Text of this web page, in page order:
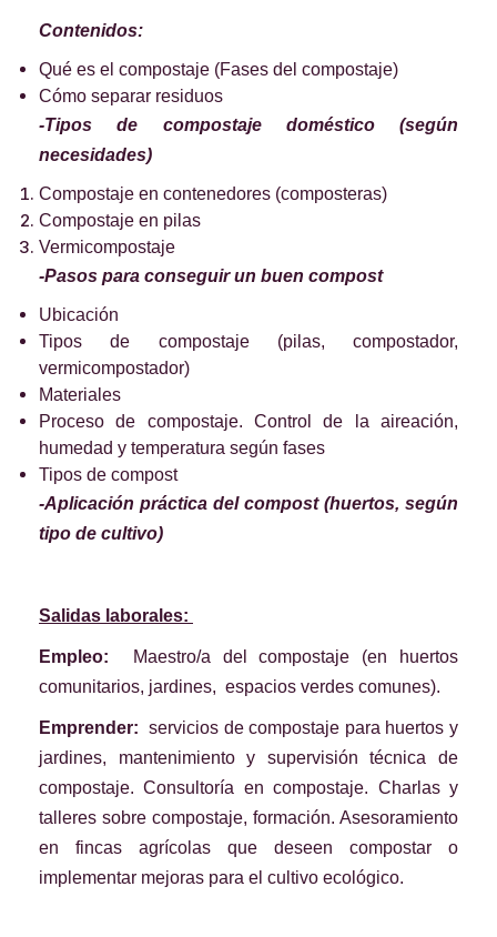
Contenidos:
Qué es el compostaje (Fases del compostaje)
Cómo separar residuos
-Tipos de compostaje doméstico (según
necesidades)
Compostaje en contenedores (composteras)
Compostaje en pilas
Vermicompostaje
-Pasos para conseguir un buen compost
Ubicación
Tipos de compostaje (pilas, compostador,
vermicompostador)
Materiales
Proceso de compostaje. Control de la aireación,
humedad y temperatura según fases
Tipos de compost
-Aplicación práctica del compost (huertos, según
tipo de cultivo)
Salidas laborales:
Empleo:
Maestro/a del compostaje (en huertos
comunitarios, jardines, espacios verdes comunes).
Emprender: servicios de compostaje para huertos y
jardines, mantenimiento y supervisión técnica de
compostaje. Consultoría en compostaje. Charlas y
talleres sobre compostaje, formación. Asesoramiento
en fincas agrícolas que deseen compostar o
implementar mejoras para el cultivo ecológico.